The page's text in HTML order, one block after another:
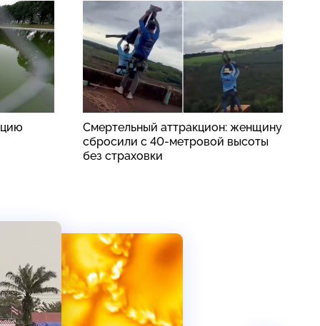
Смертельный аттракцион: женщину
сбросили с 40-метровой высоты
без страховки